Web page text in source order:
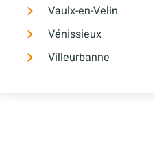
Vaulx-en-Velin
Vénissieux
Villeurbanne